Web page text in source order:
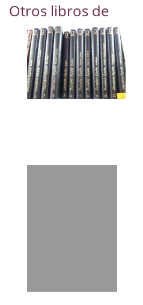
Otros idiomas
Papás, Mamás, bebés...
Papás, Mamás, Bebés...
Otros libros de